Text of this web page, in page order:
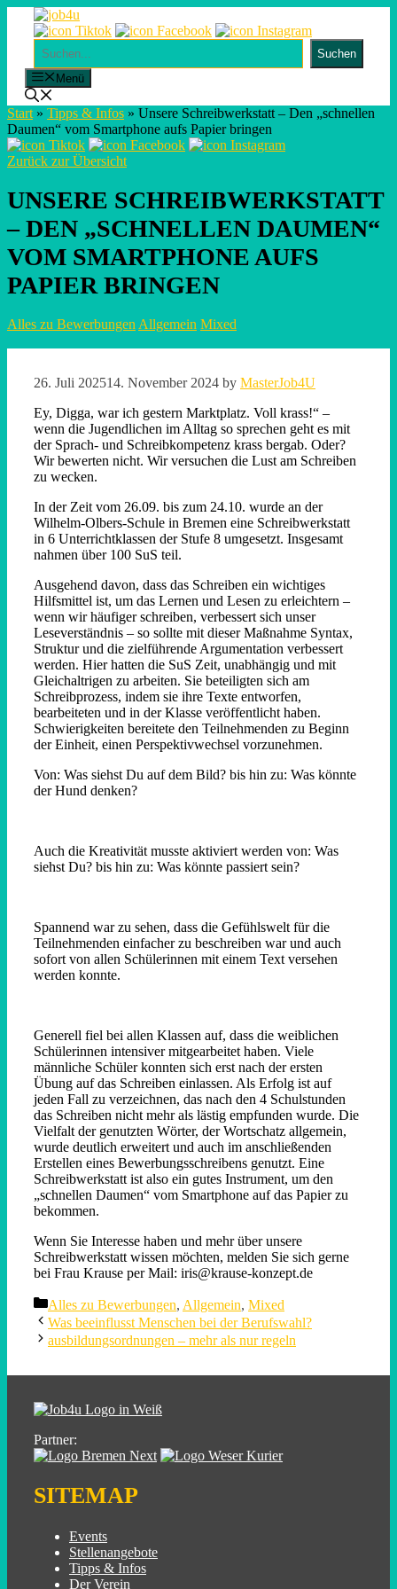
contentSuchen
Suchen
Menü
Start » Tipps & Infos » Unsere Schreibwerkstatt – Den „schnellen
Daumen“ vom Smartphone aufs Papier bringen
Zurück zur Übersicht
UNSERE SCHREIBWERKSTATT
– DEN „SCHNELLEN DAUMEN“
VOM SMARTPHONE AUFS
PAPIER BRINGEN
Alles zu Bewerbungen Allgemein Mixed
26. Juli 202514. November 2024 by MasterJob4U
Ey, Digga, war ich gestern Marktplatz. Voll krass!“ –
wenn die Jugendlichen im Alltag so sprechen geht es mit
der Sprach- und Schreibkompetenz krass bergab. Oder?
Wir bewerten nicht. Wir versuchen die Lust am Schreiben
zu wecken.
In der Zeit vom 26.09. bis zum 24.10. wurde an der
Wilhelm-Olbers-Schule in Bremen eine Schreibwerkstatt
in 6 Unterrichtklassen der Stufe 8 umgesetzt. Insgesamt
nahmen über 100 SuS teil.
Ausgehend davon, dass das Schreiben ein wichtiges
Hilfsmittel ist, um das Lernen und Lesen zu erleichtern –
wenn wir häufiger schreiben, verbessert sich unser
Leseverständnis – so sollte mit dieser Maßnahme Syntax,
Struktur und die zielführende Argumentation verbessert
werden. Hier hatten die SuS Zeit, unabhängig und mit
Gleichaltrigen zu arbeiten. Sie beteiligten sich am
Schreibprozess, indem sie ihre Texte entworfen,
bearbeiteten und in der Klasse veröffentlicht haben.
Schwierigkeiten bereitete den Teilnehmenden zu Beginn
der Einheit, einen Perspektivwechsel vorzunehmen.
Von: Was siehst Du auf dem Bild? bis hin zu: Was könnte
der Hund denken?
Auch die Kreativität musste aktiviert werden von: Was
siehst Du? bis hin zu: Was könnte passiert sein?
Spannend war zu sehen, dass die Gefühlswelt für die
Teilnehmenden einfacher zu beschreiben war und auch
sofort von allen Schülerinnen mit einem Text versehen
werden konnte.
Generell fiel bei allen Klassen auf, dass die weiblichen
Schülerinnen intensiver mitgearbeitet haben. Viele
männliche Schüler konnten sich erst nach der ersten
Übung auf das Schreiben einlassen. Als Erfolg ist auf
jeden Fall zu verzeichnen, das nach den 4 Schulstunden
das Schreiben nicht mehr als lästig empfunden wurde. Die
Vielfalt der genutzten Wörter, der Wortschatz allgemein,
wurde deutlich erweitert und auch im anschließenden
Erstellen eines Bewerbungsschreibens genutzt. Eine
Schreibwerkstatt ist also ein gutes Instrument, um den
„schnellen Daumen“ vom Smartphone auf das Papier zu
bekommen.
Wenn Sie Interesse haben und mehr über unsere
Schreibwerkstatt wissen möchten, melden Sie sich gerne
bei Frau Krause per Mail: iris@krause-konzept.de
Categories
Alles zu Bewerbungen, Allgemein, Mixed
Was beeinflusst Menschen bei der Berufswahl?
ausbildungsordnungen – mehr als nur regeln
Partner:
SITEMAP
Events
Stellenangebote
Tipps & Infos
Der Verein